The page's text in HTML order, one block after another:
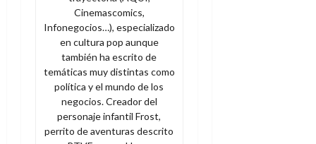
Cinemascomics,
Infonegocios…), especializado
en cultura pop aunque
también ha escrito de
temáticas muy distintas como
política y el mundo de los
negocios. Creador del
personaje infantil Frost,
perrito de aventuras descrito